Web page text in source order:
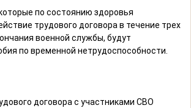
по состоянию здоровья
трудового договора в течение трех
военной службы, будут
по временной нетрудоспособности.
договора с участниками СВО